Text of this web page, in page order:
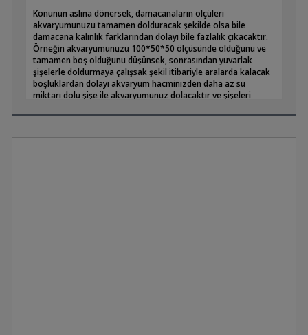
Konunun aslına dönersek, damacanaların ölçüleri
akvaryumunuzu tamamen dolduracak şekilde olsa bile
damacana kalınlık farklarından dolayı bile fazlalık çıkacaktır.
Örneğin akvaryumunuzu 100*50*50 ölçüsünde olduğunu ve
tamamen boş olduğunu düşünsek, sonrasından yuvarlak
şişelerle doldurmaya çalışsak şekil itibariyle aralarda kalacak
boşluklardan dolayı akvaryum hacminizden daha az su
miktarı dolu şişe ile akvaryumunuz dolacaktır ve şişeleri
göreceksiniz.